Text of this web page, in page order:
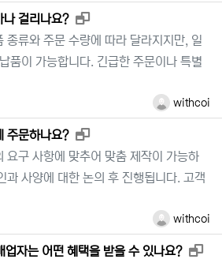
나 걸리나요?
새창으로 보기
종류와 주문 수량에 따라 달라지지만, 일
품이 가능합니다. 긴급한 주문이나 특별
등록자withcoi
주문하나요?
새창으로 보기
요구 사항에 맞추어 맞춤 제작이 가능하
과 사양에 대한 논의 후 진행됩니다. 고객
등록자withcoi
업자는 어떤 혜택을 받을 수 있나요?
새